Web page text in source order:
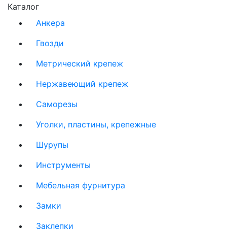
Каталог
Анкера
Гвозди
Метрический крепеж
Нержавеющий крепеж
Саморезы
Уголки, пластины, крепежные
Шурупы
Инструменты
Мебельная фурнитура
Замки
Заклепки